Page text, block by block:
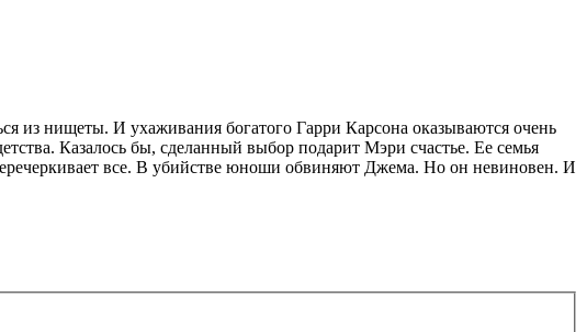
из нищеты. И ухаживания богатого Гарри Карсона оказываются очень
Казалось бы, сделанный выбор подарит Мэри счастье. Ее семья
все. В убийстве юноши обвиняют Джема. Но он невиновен. И